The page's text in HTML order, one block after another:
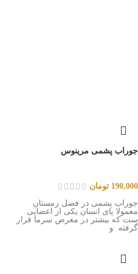
جوراب پشمی مرینوس
190,000 تومان
جوراب پشمی در فصل زمستان
معمولا پای انسان یکی از اعضایی
ست که بیشتر در معرض سرما قرار
گرفته و